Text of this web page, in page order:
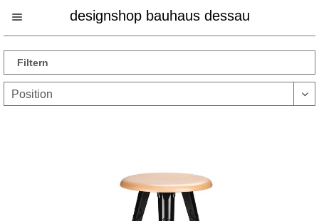
designshop bauhaus dessau
Filtern